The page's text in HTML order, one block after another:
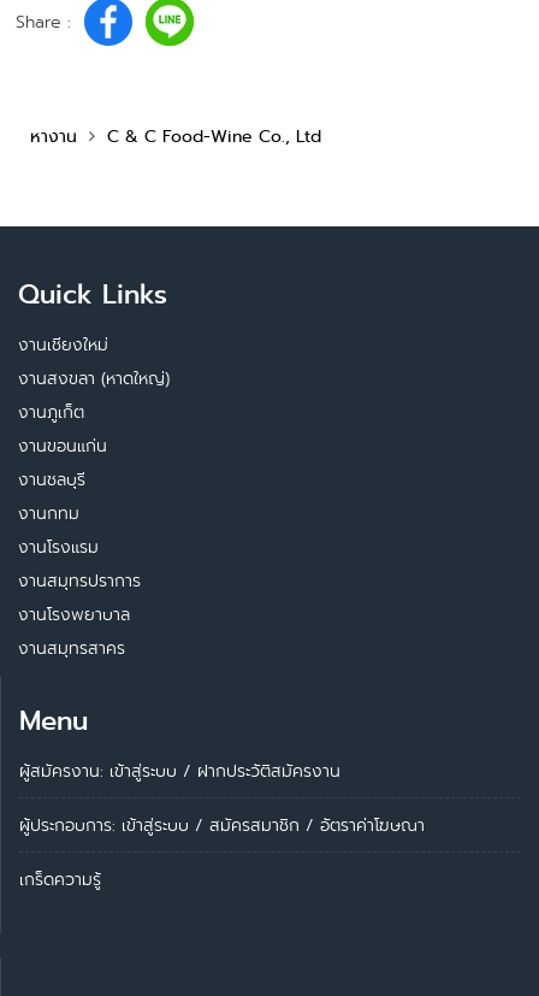
Share :
หางาน C & C Food-Wine Co., Ltd
Quick Links
งานเชียงใหม่
งานสงขลา (หาดใหญ่)
งานภูเก็ต
งานขอนแก่น
งานชลบุรี
งานกทม
งานโรงแรม
งานสมุทรปราการ
งานโรงพยาบาล
งานสมุทรสาคร
Menu
ผู้สมัครงาน: เข้าสู่ระบบ / ฝากประวัติสมัครงาน
ผู้ประกอบการ: เข้าสู่ระบบ / สมัครสมาชิก / อัตราค่าโฆษณา
เกร็ดความรู้